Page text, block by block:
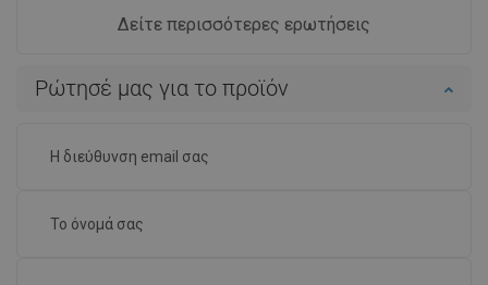
Δείτε περισσότερες ερωτήσεις
Ρώτησέ μας για το προϊόν